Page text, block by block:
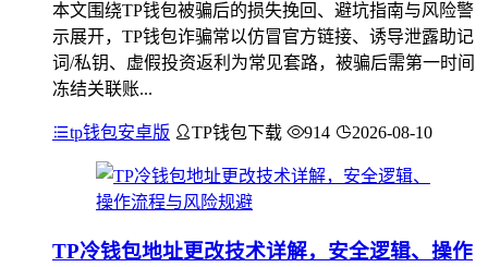
本文围绕TP钱包被骗后的损失挽回、避坑指南与风险警
示展开，TP钱包诈骗常以仿冒官方链接、诱导泄露助记
词/私钥、虚假投资返利为常见套路，被骗后需第一时间
冻结关联账...
tp钱包安卓版 TP钱包下载 914 2026-08-10
TP冷钱包地址更改技术详解，安全逻辑、操作